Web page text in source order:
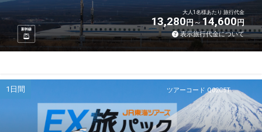
新幹線
大人1名様あたり 旅行代金
13,280円 14,600円
表示旅行代金について
ツアーコード Q02C5T
1日間